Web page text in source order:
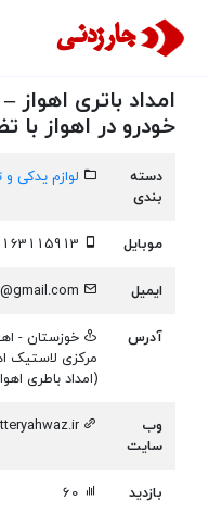
امداد باتری
خودرو در اهواز با
دسته
بندی
لوازم یدکی و
موبایل
ایمیل
mohtasham.mojtaba@gmail.com
آدرس
مرکزی لاستیک
(امداد باطری اهواز)
وب
سایت
بازدید